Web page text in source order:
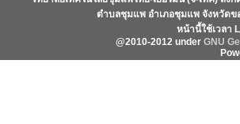
ตำบลชุมแพ อำเภอชุมแพ จังหวัดข
หน้านี้ใช้เวลา
@2010-2012 under GNU